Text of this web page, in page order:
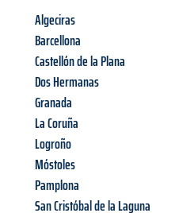
Algeciras
Barcellona
Castellón de la Plana
Dos Hermanas
Granada
La Coruña
Logroño
Móstoles
Pamplona
San Cristóbal de la Laguna